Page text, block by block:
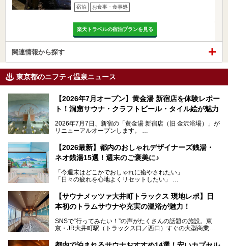
宿泊 お食事・食事処
楽天トラベルの宿泊プランを見る
関連情報から探す
東京都のニフティ温泉ニュース
【2026年7月オープン】黄金湯 新宿店を体験レポー
ト！洞窟サウナ・クラフトビール・タイル絵が魅力
2026年7月7日、新宿の「黄金湯 新宿店（旧 金沢浴場）」が
リニューアルオープンします。
レトロでノスタルジックなタイル絵はそのまま、昔からここ
を知る地元の人にも、新しく足を運んでくれる人にも愛され
る、今の時代の"銭湯"として生まれ変わりました。洞窟のよ
ビアバーなど、新しく登場したスポットも併せて紹介しま
す。充実した設備があるのに、基本の入浴料が銭湯価格の5
【2026最新】都内のおしゃれデザイナーズ銭湯・
ネオ銭湯15選！週末のご褒美に♪
「今週末はどこかでおしゃれに癒やされたい」
「日々の疲れを心地よくリセットしたい」
となっている新しいスタイルの銭湯です。
最近、SNSやメディアで「デザイナーズ銭湯」や「ネオ銭
本記事では、そもそもこれらがどんな銭湯なのか、その気に
いおしゃれな名店15選を、おすすめの順番で一挙にご紹介
【サウナメッツァ大井町トラックス 現地レポ】日
本初のトラムサウナや充実の温浴が魅力！
SNSで“行ってみたい！”の声がたくさんの話題の施設。東
京・JR大井町駅（トラックス口／西口）すぐの大型商業施
ツァ大井町トラックス」がニューオープン。施設の様子をレ